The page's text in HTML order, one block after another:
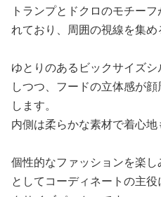
トランプとドクロのモチー
れており、周囲の視線を集め
ゆとりのあるビックサイズ
しつつ、フードの立体感が
します。
内側は柔らかな素材で着心地
個性的なファッションを楽
としてコーディネートの主